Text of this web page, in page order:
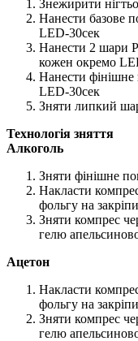
Знежирити
Нанести базове
LED-30сек
Нанести 2 шари
кожен окремо
Нанести фінішне
LED-30сек
Зняти липкий
Технологія зняття
Алкоголь
Зняти фінішне
Накласти
фольгу на
Зняти компрес
гелю
Ацетон
Накласти
фольгу на
Зняти компрес
гелю